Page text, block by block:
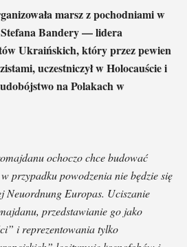
marsz z pochodniami w
Bandery — lidera
Ukraińskich, który przez pewien
uczestniczył w Holocauście i
na Polakach w
ochoczo chce budować
przypadku powodzenia nie będzie się
Neuordnung Europas. Uciszanie
przedstawianie go jako
i reprezentowania tylko